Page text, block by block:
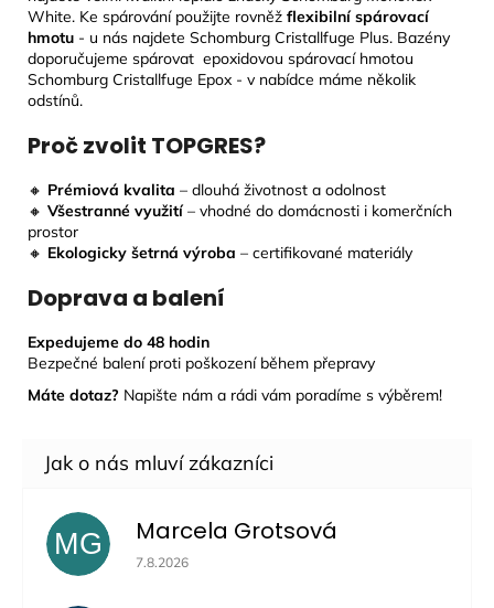
White. Ke spárování použijte rovněž flexibilní spárovací
hmotu - u nás najdete Schomburg Cristallfuge Plus. Bazény
doporučujeme spárovat epoxidovou spárovací hmotou
Schomburg Cristallfuge Epox - v nabídce máme několik
odstínů.
Proč zvolit TOPGRES?
🔸 Prémiová kvalita – dlouhá životnost a odolnost
🔸 Všestranné využití – vhodné do domácnosti i komerčních
prostor
🔸 Ekologicky šetrná výroba – certifikované materiály
Doprava a balení
Expedujeme do 48 hodin
Bezpečné balení proti poškození během přepravy
Máte dotaz? Napište nám a rádi vám poradíme s výběrem!
MG Marcela Grotsová
Hodnocení obchodu je 5 z 5 hvězdiček.
7.8.2026